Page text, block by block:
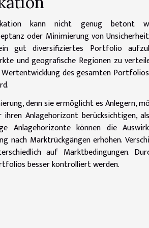
kann nicht genug betont
oder Minimierung von
gut diversifiziertes Portfolio
und geografische Regionen zu
des gesamten
denn sie ermöglicht es Anlegern,
Anlagehorizont berücksichtigen,
können die
nach Marktrückgängen erhöhen.
auf Marktbedingungen.
besser kontrolliert werden.